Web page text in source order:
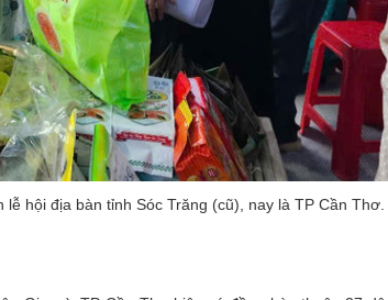
hội địa bàn tỉnh Sóc Trăng (cũ), nay là TP Cần Thơ.